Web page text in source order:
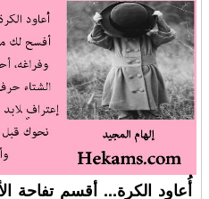
أُعاود الكرة... أقسم تفاحة